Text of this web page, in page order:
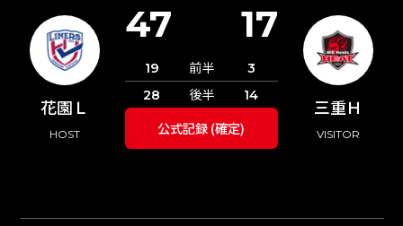
花園Ｌ
HOST
三重Ｈ
VISITOR
47 17
19 前半
3
28
後半 14
公式記録 (確定)